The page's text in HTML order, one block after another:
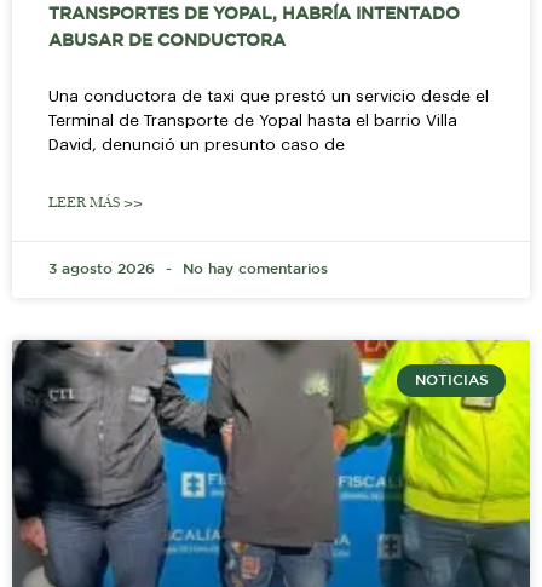
TRANSPORTES DE YOPAL, HABRÍA INTENTADO
ABUSAR DE CONDUCTORA
Una conductora de taxi que prestó un servicio desde el
Terminal de Transporte de Yopal hasta el barrio Villa
David, denunció un presunto caso de
LEER MÁS >>
3 agosto 2026 No hay comentarios
NOTICIAS